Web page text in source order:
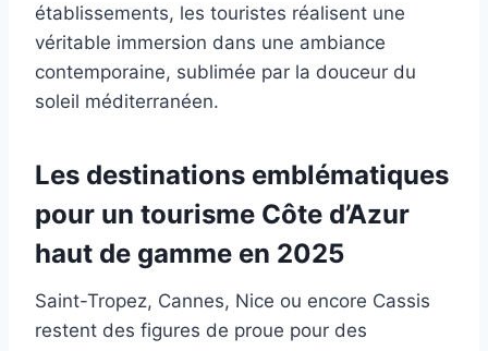
établissements, les touristes réalisent une
véritable immersion dans une ambiance
contemporaine, sublimée par la douceur du
soleil méditerranéen.
Les destinations emblématiques
pour un tourisme Côte d’Azur
haut de gamme en 2025
Saint-Tropez, Cannes, Nice ou encore Cassis
restent des figures de proue pour des